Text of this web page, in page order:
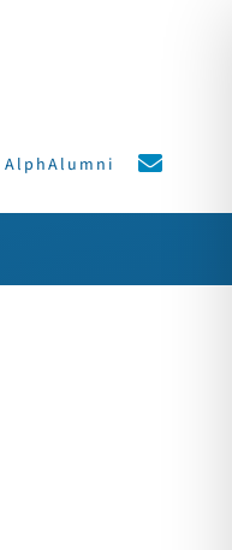
AlphAlumni